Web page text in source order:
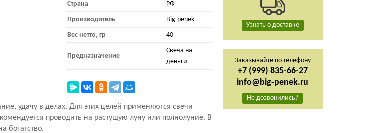
Страна РФ
Производитель Big-penek
Вес нетто, гр 40
Предназначение
Свеча на
деньги
удачу в делах. Для этих целей применяются свечи
проводить на растущую луну или полнолуние. В
богатство.
Узнать о доставке
Заказывайте по телефону
+7 (999) 835-66-27
info@big-penek.ru
Не дозвонились?